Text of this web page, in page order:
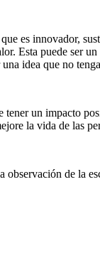
es innovador,
Esta puede ser
idea que no
un impacto
la vida de las
de la